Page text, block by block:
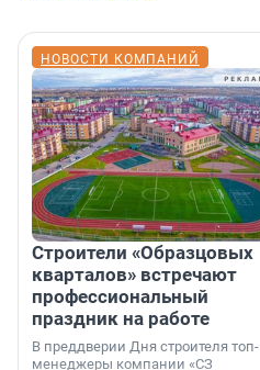
НОВОСТИ КОМПАНИЙ
Строители «Образцовых
кварталов» встречают
профессиональный
праздник на работе
В преддверии Дня строителя топ-
менеджеры компании «СЗ